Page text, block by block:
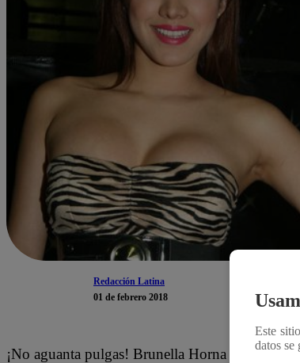
Redacción Latina
01 de febrero 2018
¡No aguanta pulgas! Brunella Horna salió en
Este
datos se